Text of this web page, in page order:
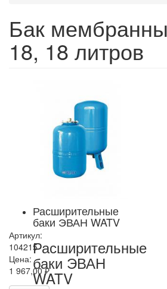
Бак
18, 18 литров
Расширительные
баки ЭВАН WATV
Расширительные
баки ЭВАН
WATV
Артикул:
104215
Цена:
1 967,00 ₽